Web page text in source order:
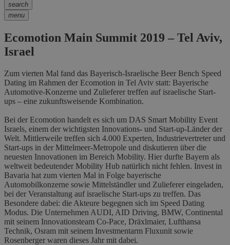
search
menu
Ecomotion Main Summit 2019 – Tel Aviv,
Israel
Zum vierten Mal fand das Bayerisch-Israelische Beer Bench Speed
Dating im Rahmen der Ecomotion in Tel Aviv statt: Bayerische
Automotive-Konzerne und Zulieferer treffen auf israelische Start-
ups – eine zukunftsweisende Kombination.
Bei der Ecomotion handelt es sich um DAS Smart Mobility Event
Israels, einem der wichtigsten Innovations- und Start-up-Länder der
Welt. Mittlerweile treffen sich 4.000 Experten, Industrievertreter und
Start-ups in der Mittelmeer-Metropole und diskutieren über die
neuesten Innovationen im Bereich Mobility. Hier durfte Bayern als
weltweit bedeutender Mobility Hub natürlich nicht fehlen. Invest in
Bavaria hat zum vierten Mal in Folge bayerische
Automobilkonzerne sowie Mittelständler und Zulieferer eingeladen,
bei der Veranstaltung auf israelische Start-ups zu treffen. Das
Besondere dabei: die Akteure begegnen sich im Speed Dating
Modus. Die Unternehmen AUDI, AID Driving, BMW, Continental
mit seinem Innovationsteam Co-Pace, Dräxlmaier, Lufthansa
Technik, Osram mit seinem Investmentarm Fluxunit sowie
Rosenberger waren dieses Jahr mit dabei.